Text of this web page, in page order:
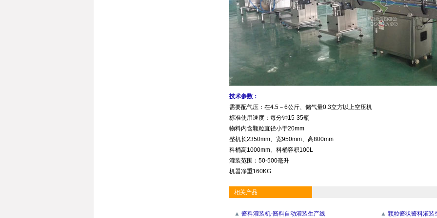
技术参数：
需要配气压：在4.5－6公斤、储气量0.3立方以上空压机
标准使用速度：每分钟15-35瓶
物料内含颗粒直径小于20mm
整机长2350mm、宽950mm、高800mm
料桶高1000mm、料桶容积100L
灌装范围：50-500毫升
机器净重160KG
相关产品
▲ 酱料灌装机-酱料自动灌装生产线 ▲ 颗粒酱状酱料灌装